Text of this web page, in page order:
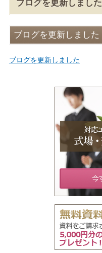
ブログを更新しました
ブログを更新しました
ブログを更新しました